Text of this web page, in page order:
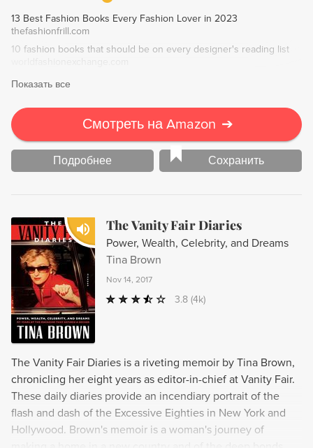
13 Best Fashion Books Every Fashion Lover in 2023
thefashionfrill.com
10 fashion books that should be on every designer's reading list
Показать все
Смотреть на Amazon ➔
Подробнее Сохранить
The Vanity Fair Diaries
Power, Wealth, Celebrity, and Dreams
Tina Brown
Nov 14, 2017
3.8 (4k)
The Vanity Fair Diaries is a riveting memoir by Tina Brown,
chronicling her eight years as editor-in-chief at Vanity Fair.
These daily diaries provide an incendiary portrait of the
flash and dash of the Excessive Eighties in New York and
Hollywood. Brown's memoir is a woman's journey of